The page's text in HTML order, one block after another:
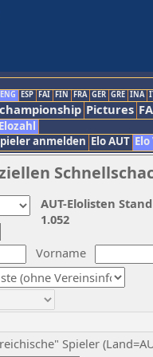
ENG ESP FAI FIN FRA GER GRE INA
Pictures
anmelden Elo AUT
Vorname
Spieler
AUT-Elolisten
1.052